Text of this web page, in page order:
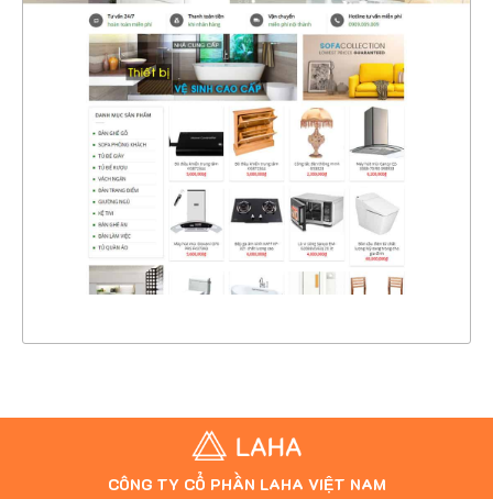
4370
CHI TIẾT
XEM THỰC TẾ
CÔNG TY CỔ PHẦN LAHA VIỆT NAM